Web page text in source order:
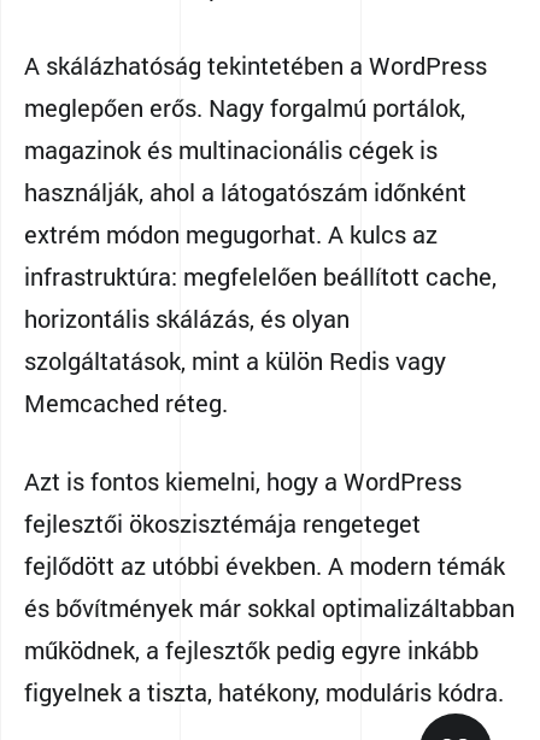
A skálázhatóság tekintetében a WordPress
meglepően erős. Nagy forgalmú portálok,
magazinok és multinacionális cégek is
használják, ahol a látogatószám időnként
extrém módon megugorhat. A kulcs az
infrastruktúra: megfelelően beállított cache,
horizontális skálázás, és olyan
szolgáltatások, mint a külön Redis vagy
Memcached réteg.
Azt is fontos kiemelni, hogy a WordPress
fejlesztői ökoszisztémája rengeteget
fejlődött az utóbbi években. A modern témák
és bővítmények már sokkal optimalizáltabban
működnek, a fejlesztők pedig egyre inkább
figyelnek a tiszta, hatékony, moduláris kódra.